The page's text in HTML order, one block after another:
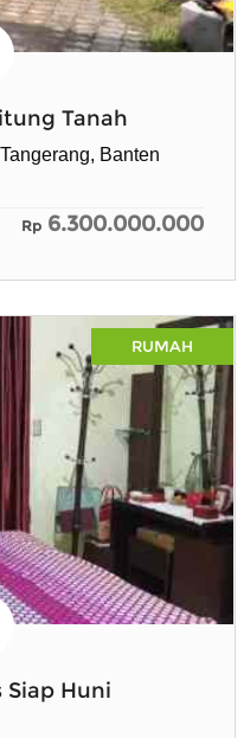
Tanah
Banten
Rp 6.300.000.000
RUMAH
Huni